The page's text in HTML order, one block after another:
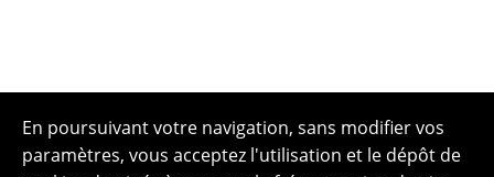
En poursuivant votre navigation, sans modifier vos
paramètres, vous acceptez l'utilisation et le dépôt de